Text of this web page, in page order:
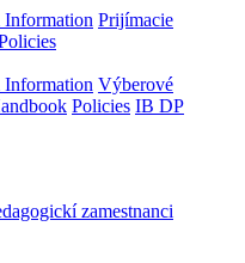
Information Prijímacie
Information Výberové
Policies IB DP
zamestnanci